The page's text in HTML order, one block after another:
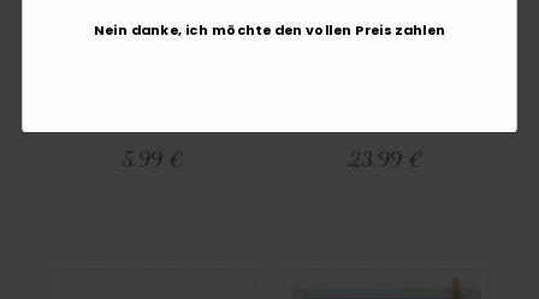
5,99 € 23,99 €
Nein danke, ich möchte den vollen Preis zahlen